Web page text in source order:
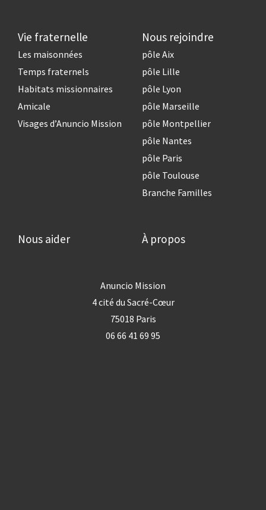
Vie fraternelle
Les maisonnées
Temps fraternels
Habitats missionnaires
Amicale
Visages d’Anuncio Mission
Nous rejoindre
pôle Aix
pôle Lille
pôle Lyon
pôle Marseille
pôle Montpellier
pôle Nantes
pôle Paris
pôle Toulouse
Branche Familles
Nous aider À propos
Anuncio Mission
4 cité du Sacré-Cœur
75018 Paris
06 66 41 69 95